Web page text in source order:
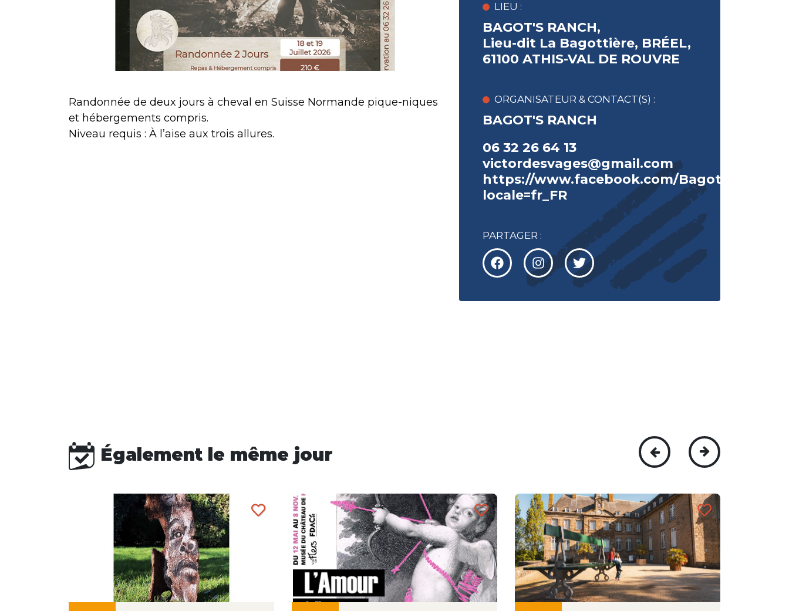
Randonnée de deux jours à cheval en Suisse Normande pique-niques
et hébergements compris.
Niveau requis : À l’aise aux trois allures.
LIEU :
BAGOT'S RANCH,
Lieu-dit La Bagottière, BRÉEL,
61100 ATHIS-VAL DE ROUVRE
ORGANISATEUR & CONTACT(S) :
BAGOT'S RANCH
06 32 26 64 13
victordesvages@gmail.com
https://www.facebook.com/BagotsRanch/?
locale=fr_FR
PARTAGER :
Également le même jour